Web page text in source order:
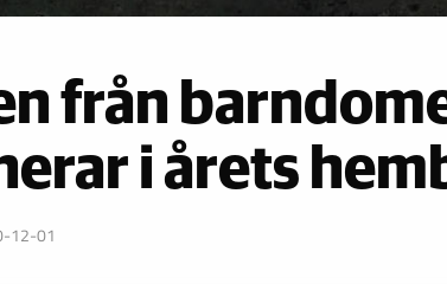
från
i årets
12-01